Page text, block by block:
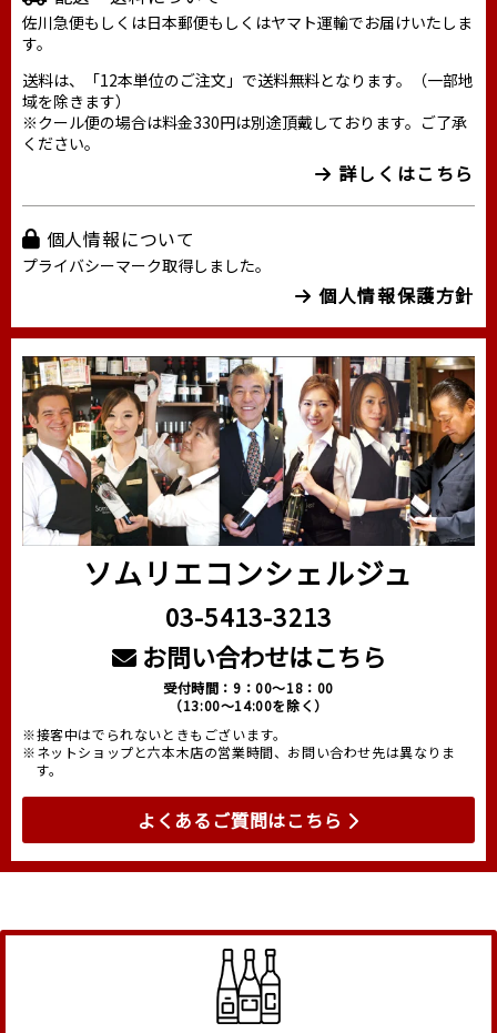
佐川急便もしくは日本郵便もしくはヤマト運輸でお届けいたしま
す。
送料は、「12本単位のご注文」で送料無料となります。（一部地
域を除きます）
※クール便の場合は料金330円は別途頂戴しております。ご了承
ください。
詳しくはこちら
個人情報について
プライバシーマーク取得しました。
個人情報保護方針
ソムリエコンシェルジュ
03-5413-3213
お問い合わせはこちら
受付時間：9：00～18：00
（13:00～14:00を除く）
※接客中はでられないときもございます。
※ネットショップと六本木店の営業時間、お問い合わせ先は異なりま
す。
よくあるご質問はこちら